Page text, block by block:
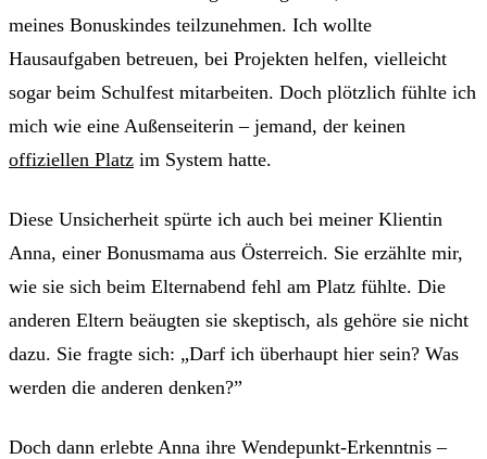
meines Bonuskindes teilzunehmen. Ich wollte
Hausaufgaben betreuen, bei Projekten helfen, vielleicht
sogar beim Schulfest mitarbeiten. Doch plötzlich fühlte ich
mich wie eine Außenseiterin – jemand, der keinen
offiziellen Platz im System hatte.
Diese Unsicherheit spürte ich auch bei meiner Klientin
Anna, einer Bonusmama aus Österreich. Sie erzählte mir,
wie sie sich beim Elternabend fehl am Platz fühlte. Die
anderen Eltern beäugten sie skeptisch, als gehöre sie nicht
dazu. Sie fragte sich: „Darf ich überhaupt hier sein? Was
werden die anderen denken?”
Doch dann erlebte Anna ihre Wendepunkt-Erkenntnis –